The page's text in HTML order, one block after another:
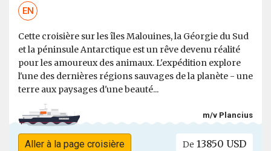
EN
Cette croisière sur les îles Malouines, la Géorgie du Sud
et la péninsule Antarctique est un rêve devenu réalité
pour les amoureux des animaux. L'expédition explore
l'une des dernières régions sauvages de la planète - une
terre aux paysages d'une beauté...
m/v Plancius
Aller à la page croisière De 13850 USD